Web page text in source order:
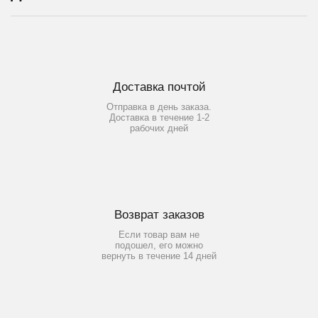
Доставка почтой
Отправка в день заказа.
Доставка в течение 1-2
рабочих дней
Возврат заказов
Если товар вам не
подошел, его можно
вернуть в течение 14 дней